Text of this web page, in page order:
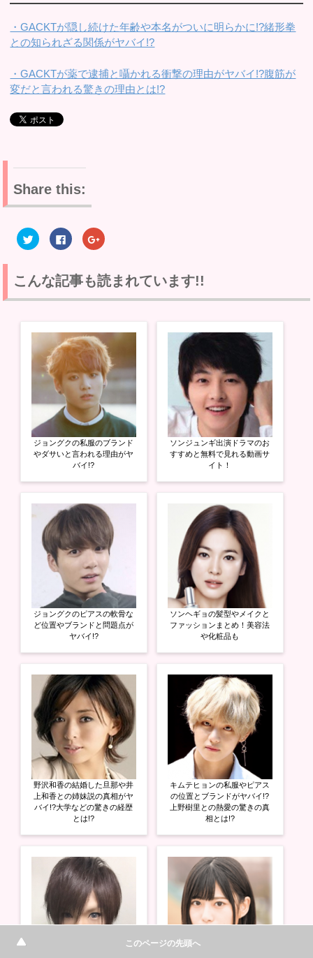
・GACKTが隠し続けた年齢や本名がついに明らかに!?緒形拳
との知られざる関係がヤバイ!?
・GACKTが薬で逮捕と囁かれる衝撃の理由がヤバイ!?腹筋が
変だと言われる驚きの理由とは!?
Share this:
ク
リ
て
T
i
共
新
ウ
ン
ド
ウ
で
開
す
F
a
o
o
で
る
に
は
リ
ッ
ク
し
て
く
だ
さ
い
(
新
し
い
ウ
ド
ウ
開
き
ま
す
ク
リ
て
G
o
+
で
共
有
(
新
し
い
ウ
ィ
ン
ウ
で
開
す
こんな記事も読まれています!!
ジョングクの私服のブランド
やダサいと言われる理由がヤ
バイ!?
ジョングクのピアスの軟骨な
ど位置やブランドと問題点が
ヤバイ!?
野沢和香の結婚した旦那や井
上和香との姉妹説の真相がヤ
バイ!?大学などの驚きの経歴
とは!?
ソンジュンギ出演ドラマのお
すすめと無料で見れる動画サ
イト！
ソンヘギョの髪型やメイクと
ファッションまとめ！美容法
や化粧品も
キムテヒョンの私服やピアス
の位置とブランドがヤバイ!?
上野樹里との熱愛の驚きの真
相とは!?
このページの先頭へ